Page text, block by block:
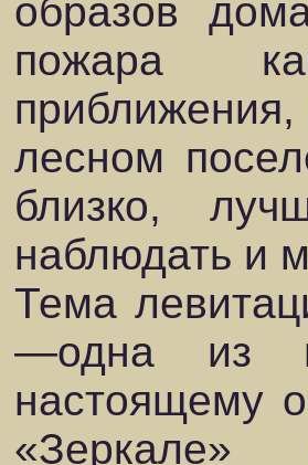
образов
пожара
лесном
близко,
наблюдать и
Тема
—одна из
настоящему
«Зеркале»